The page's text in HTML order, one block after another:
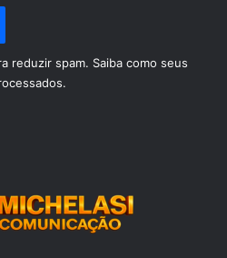
reduzir spam. Saiba como seus
.